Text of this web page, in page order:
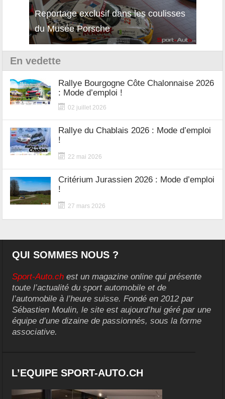
Reportage exclusif dans les coulisses
du Musée Porsche
En vedette
Rallye Bourgogne Côte Chalonnaise 2026
: Mode d’emploi !
02 juillet 2026
Rallye du Chablais 2026 : Mode d’emploi
!
22 mai 2026
Critérium Jurassien 2026 : Mode d’emploi
!
27 mars 2026
QUI SOMMES NOUS ?
Sport-Auto.ch est un magazine online qui présente
toute l’actualité du sport automobile et de
l’automobile à l’heure suisse. Fondé en 2012 par
Sébastien Moulin, le site est aujourd’hui géré par une
équipe d’une dizaine de passionnés, sous la forme
associative.
L’EQUIPE SPORT-AUTO.CH